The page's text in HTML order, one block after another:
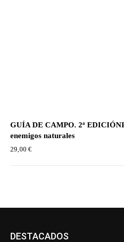
GUÍA DE CAMPO. 2ª
enemigos naturales
29,00€
DESTACADOS